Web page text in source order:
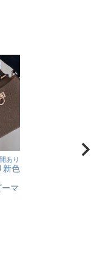
シボを型押ししまし
ルベット調の起毛素
っています。
からも革を丁寧に張
な仕上がりです。
あり
新色
マ